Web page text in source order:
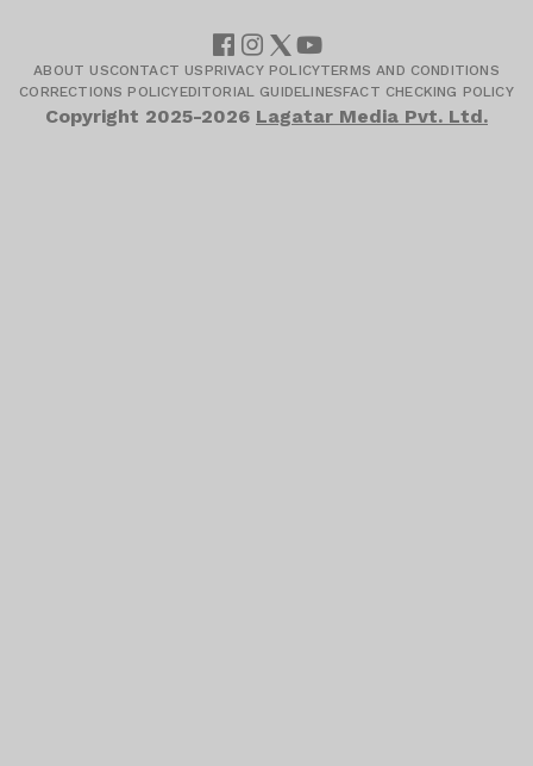
ABOUT USCONTACT US PRIVACY POLICYTERMS AND CONDITIONS
CORRECTIONS POLICYEDITORIAL GUIDELINESFACT CHECKING POLICY
Copyright 2025-2026 Lagatar Media Pvt. Ltd.